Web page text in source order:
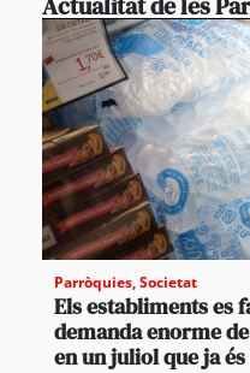
Parròquies,Societat
Els establiments es
demanda enorme
en un juliol que ja